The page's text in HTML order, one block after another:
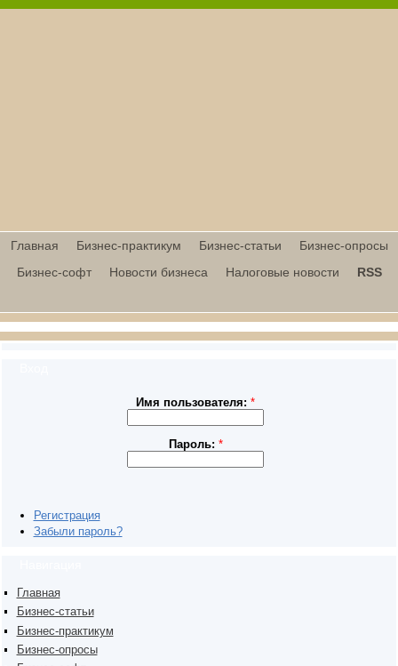
Главная Бизнес-практикум Бизнес-статьи
Бизнес-опросы
Бизнес-софт
Новости бизнеса Налоговые новости RSS
Имя пользователя:*
Пароль: *
Регистрация
Забыли пароль?
Главная
Бизнес-статьи
Бизнес-практикум
Бизнес-опросы